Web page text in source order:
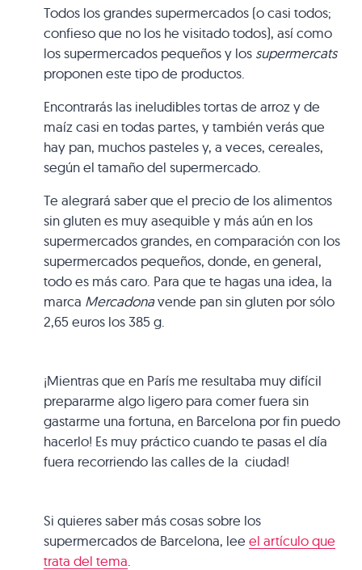
Todos los grandes supermercados (o casi todos;
confieso que no los he visitado todos), así como
los supermercados pequeños y los supermercats
proponen este tipo de productos.
Encontrarás las ineludibles tortas de arroz y de
maíz casi en todas partes, y también verás que
hay pan, muchos pasteles y, a veces, cereales,
según el tamaño del supermercado.
Te alegrará saber que el precio de los alimentos
sin gluten es muy asequible y más aún en los
supermercados grandes, en comparación con los
supermercados pequeños, donde, en general,
todo es más caro. Para que te hagas una idea, la
marca Mercadonavende pan sin gluten por sólo
2,65 euros los 385 g.
¡Mientras que en París me resultaba muy difícil
prepararme algo ligero para comer fuera sin
gastarme una fortuna, en Barcelona por fin puedo
hacerlo! Es muy práctico cuando te pasas el día
fuera recorriendo las calles de la ciudad!
Si quieres saber más cosas sobre los
supermercados de Barcelona, leeel artículo que
trata del tema